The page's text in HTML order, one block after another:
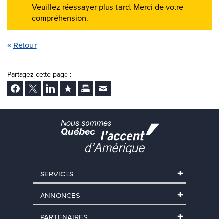
Retour
Partagez cette page :
Facebook
Twitter LinkedInAjouter aux favoris
ImprimerEnvoyer Ã un ami
SERVICES
ANNONCES